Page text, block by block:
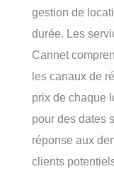
gestion de
durée. Les
Cannet
les canaux de
prix de chaque
pour des dates
réponse aux
clients